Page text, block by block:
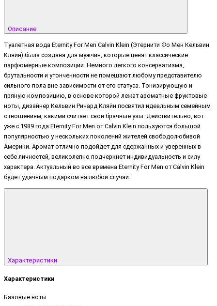
Описание
Туалетная вода Eternity For Men Calvin Klein (Этернити Фо Мен Кельвин
Кляйн) была создана для мужчин, которые ценят классические
парфюмерные композиции. Немного легкого консерватизма,
брутальности и утонченности не помешают любому представителю
сильного пола вне зависимости от его статуса. Тонизирующую и
пряную композицию, в основе которой лежат ароматные фруктовые
ноты, дизайнер Кельвин Ричард Кляйн посвятил идеальным семейным
отношениям, какими считает свои брачные узы. Действительно, вот
уже с 1989 года Eternity For Men от Calvin Klein пользуются большой
популярностью у нескольких поколений жителей свободолюбивой
Америки. Аромат отлично подойдет для сдержанных и уверенных в
себе личностей, великолепно подчеркнет индивидуальность и силу
характера. Актуальный во все времена Eternity For Men от Calvin Klein
будет удачным подарком на любой случай.
Характеристики
Характеристики
Базовые ноты